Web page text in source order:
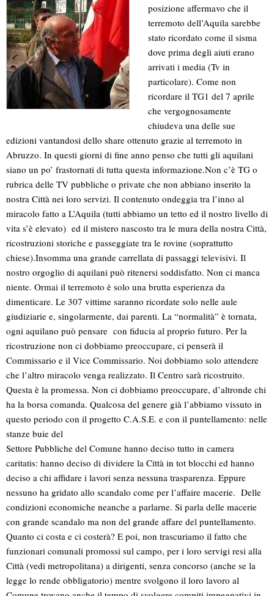
posizione affermavo che il
terremoto dell’Aquila sarebbe
stato ricordato come il sisma
dove prima degli aiuti erano
arrivati i media (Tv in
particolare). Come non
ricordare il TG1 del 7 aprile
che vergognosamente
chiudeva una delle sue
edizioni vantandosi dello share ottenuto grazie al terremoto in
Abruzzo. In questi giorni di fine anno penso che tutti gli aquilani
siano un po’ frastornati di tutta questa informazione.Non c’è TG o
rubrica delle TV pubbliche o private che non abbiano inserito la
nostra Città nei loro servizi. Il contenuto ondeggia tra l’inno al
miracolo fatto a L’Aquila (tutti abbiamo un tetto ed il nostro livello di
vita s’è elevato) ed il mistero nascosto tra le mura della nostra Città,
ricostruzioni storiche e passeggiate tra le rovine (soprattutto
chiese).Insomma una grande carrellata di passaggi televisivi. Il
nostro orgoglio di aquilani può ritenersi soddisfatto. Non ci manca
niente. Ormai il terremoto è solo una brutta esperienza da
dimenticare. Le 307 vittime saranno ricordate solo nelle aule
giudiziarie e, singolarmente, dai parenti. La “normalità” è tornata,
ogni aquilano può pensare con fiducia al proprio futuro. Per la
ricostruzione non ci dobbiamo preoccupare, ci penserà il
Commissario e il Vice Commissario. Noi dobbiamo solo attendere
che l’altro miracolo venga realizzato. Il Centro sarà ricostruito.
Questa è la promessa. Non ci dobbiamo preoccupare, d’altronde chi
ha la borsa comanda. Qualcosa del genere già l’abbiamo vissuto in
questo periodo con il progetto C.A.S.E. e con il puntellamento: nelle
stanze buie del
Settore Pubbliche del Comune hanno deciso tutto in camera
caritatis: hanno deciso di dividere la Città in tot blocchi ed hanno
deciso a chi affidare i lavori senza nessuna trasparenza. Eppure
nessuno ha gridato allo scandalo come per l’affaire macerie. Delle
condizioni economiche neanche a parlarne. Si parla delle macerie
con grande scandalo ma non del grande affare del puntellamento.
Quanto ci costa e ci costerà? E poi, non trascuriamo il fatto che
funzionari comunali promossi sul campo, per i loro servigi resi alla
Città (vedi metropolitana) a dirigenti, senza concorso (anche se la
legge lo rende obbligatorio) mentre svolgono il loro lavoro al